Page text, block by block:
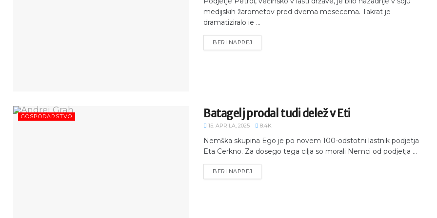
medijskih žarometov pred dvema mesecema. Takrat je
dramatiziralo ie ...
BERI NAPREJ
GOSPODARSTVO Batagelj prodal tudi delež v Eti
15. APRILA, 2025 8.4K
Nemška skupina Ego je po novem 100-odstotni lastnik podjetja
Eta Cerkno. Za dosego tega cilja so morali Nemci od podjetja ...
BERI NAPREJ